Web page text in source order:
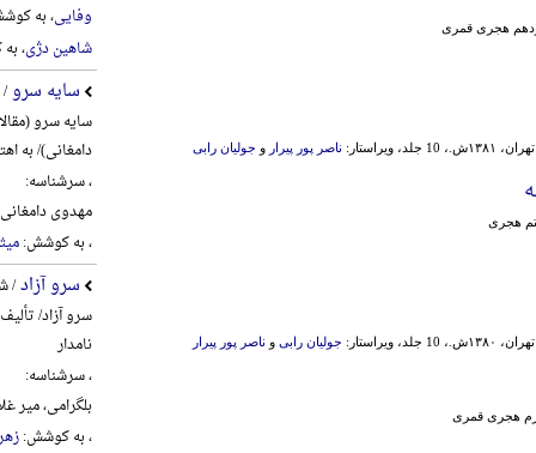
هجری قمری
ویراستار: ناصر پور پیرار و جولیان رابی
هجری
ویراستار: جولیان رابی و ناصر پور پیرار
هجری قمری
وفایی، به
شاهین دژی،
سایه سرو/
سایه سرو
دامغانی)/ به
، سرشناسه:
مهدوی دامغانی،
، به کوشش:
سرو آزاد/
سرو آزاد/
نامدار
، سرشناسه:
بلگرامی، میر
، به کوشش: